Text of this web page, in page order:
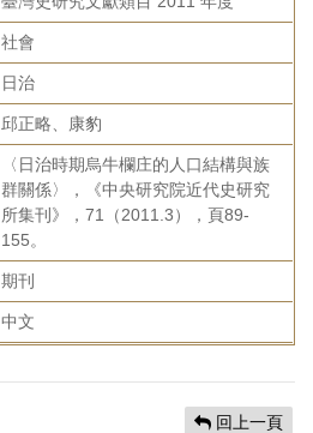
社會
日治
邱正略、康豹
〈日治時期烏牛欄庄的人口結構與族
群關係〉，《中央研究院近代史研究
所集刊》，71（2011.3），頁89-
155。
期刊
中文
回上一頁